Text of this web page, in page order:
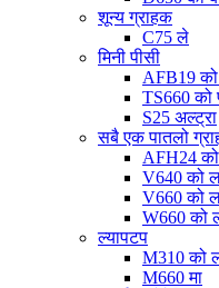
शून्य ग्राहक
C75 ले
मिनी पीसी
AFB19 को
TS660 को
S25 अल्ट्रा
सबै एक पातलो
AFH24 को
V640 को
V660 को
W660 को
ल्यापटप
M310 को
M660 मा